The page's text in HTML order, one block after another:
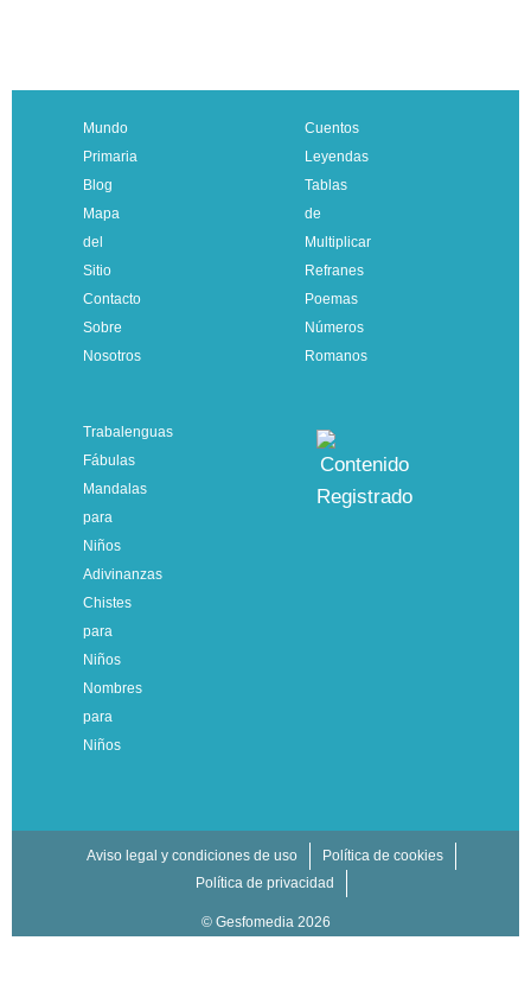
Mundo
Primaria
Blog
Mapa
del
Sitio
Contacto
Sobre
Nosotros
Cuentos
Leyendas
Tablas
de
Multiplicar
Refranes
Poemas
Números
Romanos
Trabalenguas
Fábulas
Mandalas
para
Niños
Adivinanzas
Chistes
para
Niños
Nombres
para
Niños
Aviso legal y condiciones de uso
Política de cookies
Política de privacidad
© Gesfomedia 2026